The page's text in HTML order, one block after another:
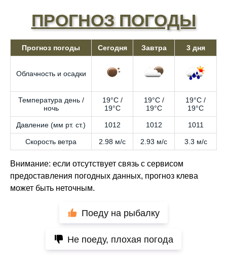
ПРОГНОЗ ПОГОДЫ
Прогноз погоды Сегодня Завтра 3 дня
Облачность и осадки
Температура день /
ночь
19°C /
19°C
19°C /
19°C
19°C /
19°C
Давление (мм рт. ст.) 1012 1012 1011
Скорость ветра 2.98 м/с 2.93 м/с 3.3 м/с
Внимание: если отсутствует связь с сервисом
предоставления погодных данных, прогноз клева
может быть неточным.
Поеду на рыбалку
Не поеду, плохая погода